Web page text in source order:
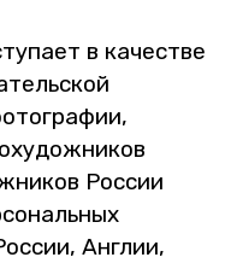
в ка­че­стве
Рос­сии
Ан­глии,